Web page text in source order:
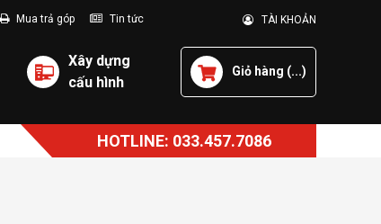
Mua trả góp Tin tức TÀI KHOẢN
Xây dựng
cấu hình
Giỏ hàng (...)
HOTLINE: 033.457.7086